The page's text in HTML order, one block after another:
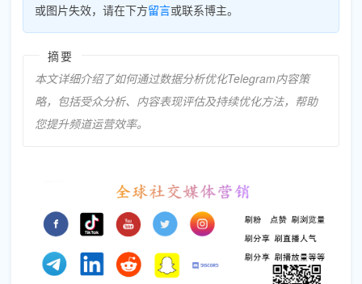
或图片失效，请在下方留言或联系博主。
摘要
本文详细介绍了如何通过数据分析优化Telegram内容策
略，包括受众分析、内容表现评估及持续优化方法，帮助
您提升频道运营效率。